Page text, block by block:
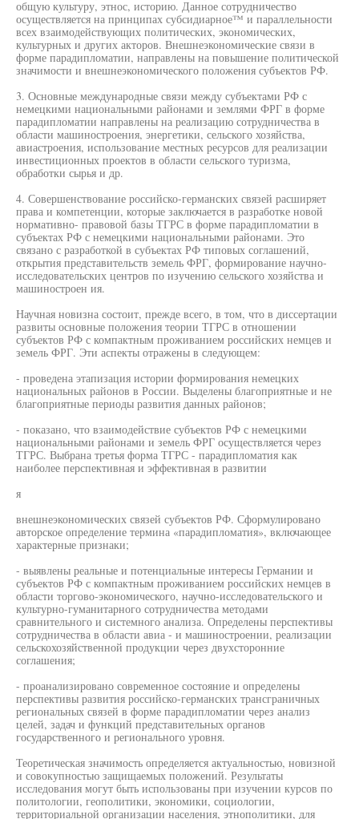
общую культуру, этнос, историю. Данное сотрудничество
осуществляется на принципах субсидиарное™ и параллельности
всех взаимодействующих политических, экономических,
культурных и других акторов. Внешнеэкономические связи в
форме парадипломатии, направлены на повышение политической
значимости и внешнеэкономического положения субъектов РФ.
3. Основные международные связи между субъектами РФ с
немецкими национальными районами и землями ФРГ в форме
парадипломатии направлены на реализацию сотрудничества в
области машиностроения, энергетики, сельского хозяйства,
авиастроения, использование местных ресурсов для реализации
инвестиционных проектов в области сельского туризма,
обработки сырья и др.
4. Совершенствование российско-германских связей расширяет
права и компетенции, которые заключается в разработке новой
нормативно- правовой базы ТГРС в форме парадипломатии в
субъектах РФ с немецкими национальными районами. Это
связано с разработкой в субъектах РФ типовых соглашений,
открытия представительств земель ФРГ, формирование научно-
исследовательских центров по изучению сельского хозяйства и
машиностроен ия.
Научная новизна состоит, прежде всего, в том, что в диссертации
развиты основные положения теории ТГРС в отношении
субъектов РФ с компактным проживанием российских немцев и
земель ФРГ. Эти аспекты отражены в следующем:
- проведена этапизация истории формирования немецких
национальных районов в России. Выделены благоприятные и не
благоприятные периоды развития данных районов;
- показано, что взаимодействие субъектов РФ с немецкими
национальными районами и земель ФРГ осуществляется через
ТГРС. Выбрана третья форма ТГРС - парадипломатия как
наиболее перспективная и эффективная в развитии
я
внешнеэкономических связей субъектов РФ. Сформулировано
авторское определение термина «парадипломатия», включающее
характерные признаки;
- выявлены реальные и потенциальные интересы Германии и
субъектов РФ с компактным проживанием российских немцев в
области торгово-экономического, научно-исследовательского и
культурно-гуманитарного сотрудничества методами
сравнительного и системного анализа. Определены перспективы
сотрудничества в области авиа - и машиностроении, реализации
сельскохозяйственной продукции через двухсторонние
соглашения;
- проанализировано современное состояние и определены
перспективы развития российско-германских трансграничных
региональных связей в форме парадипломатии через анализ
целей, задач и функций представительных органов
государственного и регионального уровня.
Теоретическая значимость определяется актуальностью, новизной
и совокупностью защищаемых положений. Результаты
исследования могут быть использованы при изучении курсов по
политологии, геополитики, экономики, социологии,
территориальной организации населения, этнополитики, для